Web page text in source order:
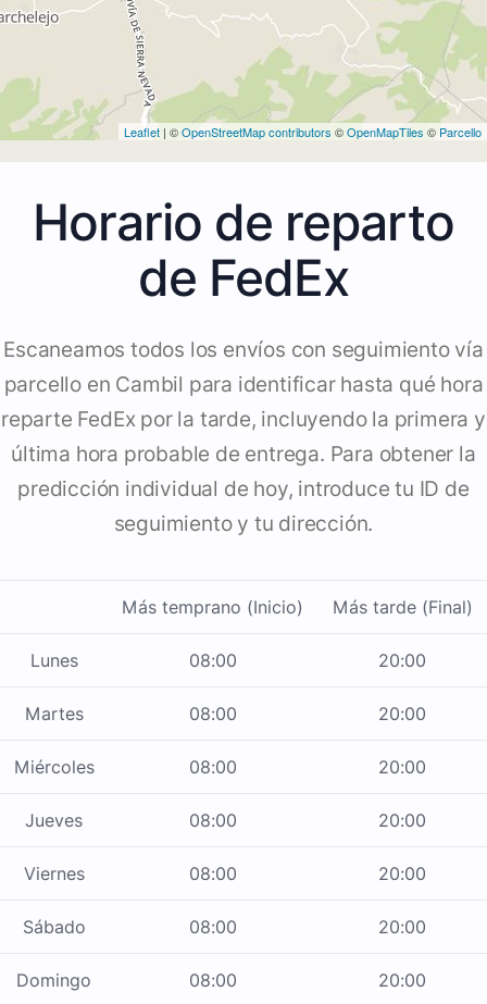
Leaflet | ©OpenStreetMap contributors ©OpenMapTiles © Parcello
Horario de reparto
de FedEx
Escaneamos todos los envíos con seguimiento vía
parcello en Cambil para identificar hasta qué hora
reparte FedEx por la tarde, incluyendo la primera y
última hora probable de entrega. Para obtener la
predicción individual de hoy, introduce tu ID de
seguimiento y tu dirección.
Más temprano (Inicio) Más tarde (Final)
Lunes 08:00 20:00
Martes 08:00 20:00
Miércoles 08:00 20:00
Jueves 08:00 20:00
Viernes 08:00 20:00
Sábado 08:00 20:00
Domingo 08:00 20:00